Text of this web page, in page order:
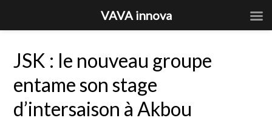
JSK : le nouveau groupe
entame son stage
d’intersaison à Akbou
VAVA innova